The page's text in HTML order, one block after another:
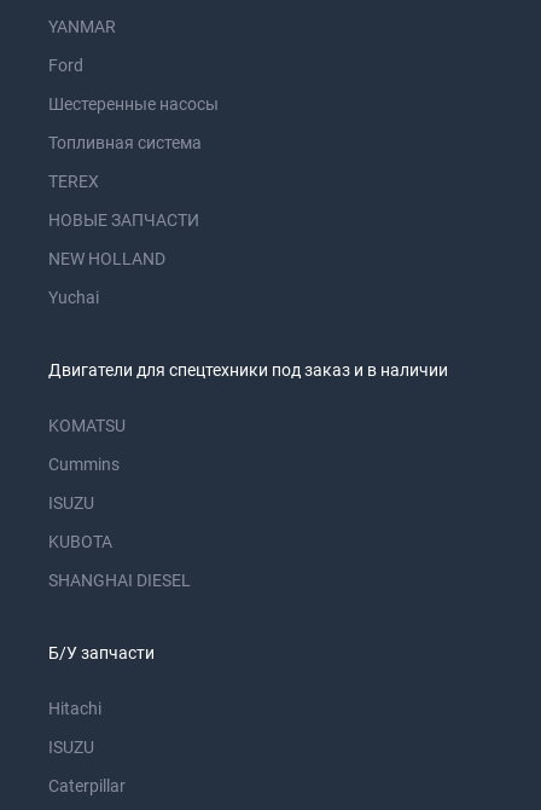
YANMAR
Ford
Шестеренные насосы
Топливная система
TEREX
НОВЫЕ ЗАПЧАСТИ
NEW HOLLAND
Yuchai
Двигатели для спецтехники под заказ и в наличии
KOMATSU
Cummins
ISUZU
KUBOTA
SHANGHAI DIESEL
Б/У запчасти
Hitachi
ISUZU
Caterpillar